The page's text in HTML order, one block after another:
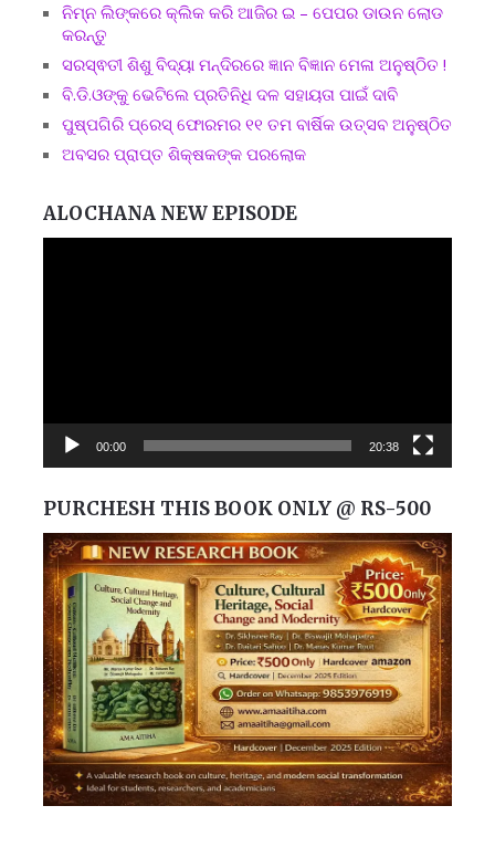
ନିମ୍ନ ଲିଙ୍କରେ କ୍ଲିକ କରି ଆଜିର ଇ – ପେପର ଡାଉନ ଲୋଡ
କରନ୍ତୁ
ସରସ୍ଵତୀ ଶିଶୁ ବିଦ୍ୟା ମନ୍ଦିରରେ ଜ୍ଞାନ ବିଜ୍ଞାନ ମେଳା ଅନୁଷ୍ଠିତ !
ବି.ଡି.ଓଙ୍କୁ ଭେଟିଲେ ପ୍ରତିନିଧି ଦଳ ସହାୟତା ପାଇଁ ଦାବି
ପୁଷ୍ପଗିରି ପ୍ରେସ୍ ଫୋରମର ୧୧ ତମ ବାର୍ଷିକ ଉତ୍ସବ ଅନୁଷ୍ଠିତ
ଅବସର ପ୍ରାପ୍ତ ଶିକ୍ଷକଙ୍କ ପରଲୋକ
ALOCHANA NEW EPISODE
00:00 20:38
PURCHESH THIS BOOK ONLY @ RS-500